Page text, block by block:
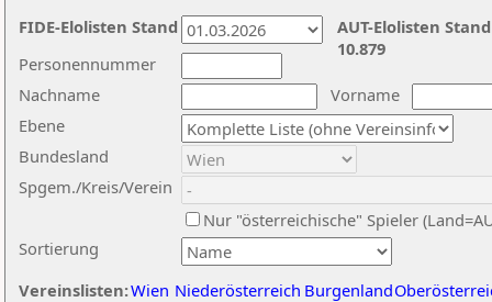
Nachname
Vorname
Ebene
Sortierung
Personennummer
Bundesland
Spgem./Kreis/Verein
Nur "österreichische" Spieler
Vereinslisten:Wien Niederösterreich Burgenland
AUT-Elolisten
10.879
FIDE-Elolisten Stand